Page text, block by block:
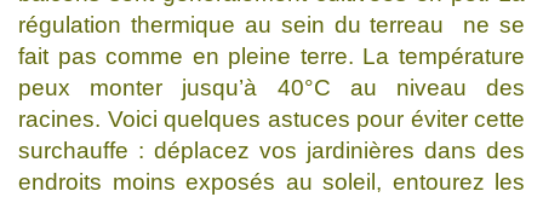
régulation thermique au sein du terreau ne se
fait pas comme en pleine terre. La température
peux monter jusqu’à 40°C au niveau des
racines. Voici quelques astuces pour éviter cette
surchauffe : déplacez vos jardinières dans des
endroits moins exposés au soleil, entourez les